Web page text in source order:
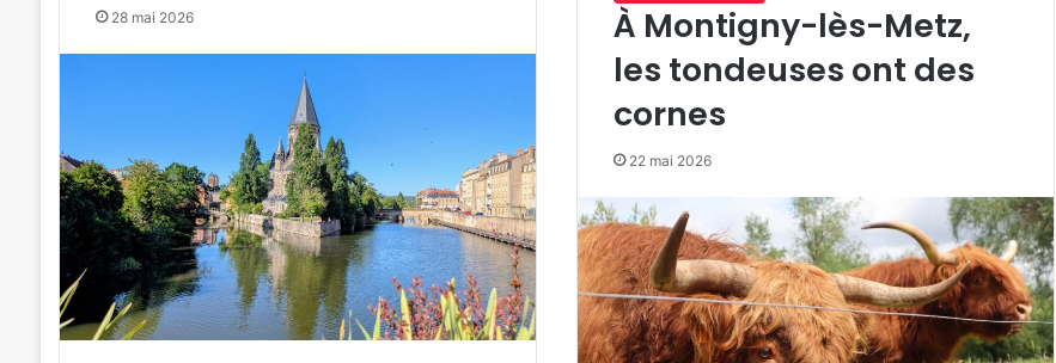
28 mai 2026
À Montigny-lès-Metz,
les tondeuses ont des
cornes
22 mai 2026